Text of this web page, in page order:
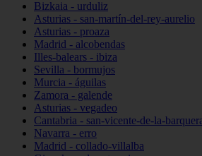
Bizkaia - urduliz
Asturias - san-martín-del-rey-aurelio
Asturias - proaza
Madrid - alcobendas
Illes-balears - ibiza
Sevilla - bormujos
Murcia - águilas
Zamora - galende
Asturias - vegadeo
Cantabria - san-vicente-de-la-
Navarra - erro
Madrid - collado-villalba